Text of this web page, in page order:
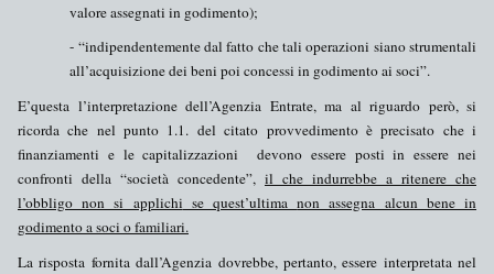
valore assegnati in godimento);
- “indipendentementedal fatto che tali operazioni sianostrumentali
all’acquisizione dei beni poi concessi in godimento ai soci”.
E’questa l’interpretazione dell’Agenzia Entrate, ma al riguardo però,si
ricorda che nel punto 1.1. del citato provvedimento è precisato che i
finanziamenti e le capitalizzazioni devono essere posti in essere nei
confronti della “società concedente”, il che indurrebbe a ritenere che
l’obbligo non si applichi se quest’ultimanon assegna alcun bene in
godimentoa soci o familiari.
La risposta fornita dall’Agenzia dovrebbe, pertanto, essere interpretata nel